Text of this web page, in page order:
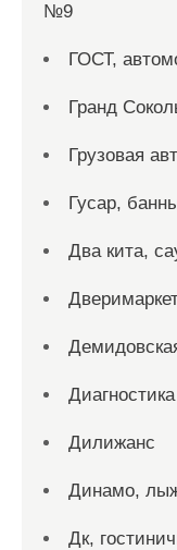
№9
ГОСТ,
Гранд
Грузовая
Гусар,
Два кита,
Дилижанс
Динамо,
Дк,